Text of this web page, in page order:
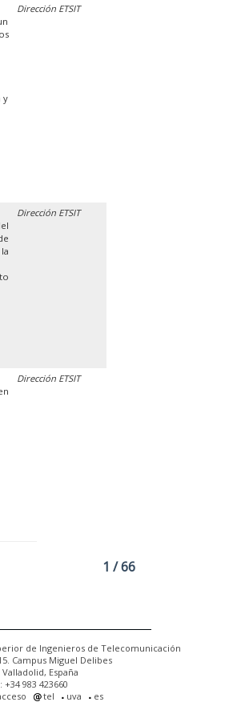
y
Dirección ETSIT
Dirección ETSIT
Dirección ETSIT
1 / 66
de Ingenieros de Telecomunicación
Campus Miguel Delibes
Valladolid, España
+34 983 423660
tel uva es